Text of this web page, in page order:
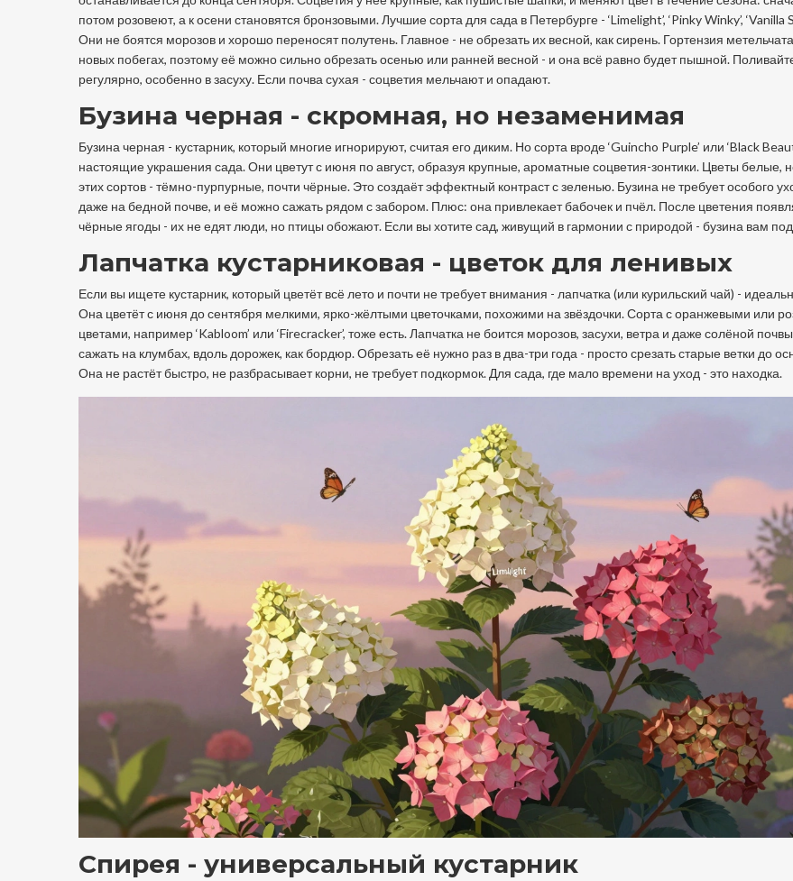
потом розовеют, а к осени становятся бронзовыми. Лучшие сорта для сада в Петербурге - ‘Limelight’, ‘Pinky Winky’, ‘Vanilla
Они не боятся морозов и хорошо переносят полутень. Главное - не обрезать их весной, как сирень. Гортензия
новых побегах, поэтому её можно сильно обрезать осенью или ранней весной - и она всё равно будет пышной.
регулярно, особенно в засуху. Если почва сухая - соцветия мельчают и опадают.
Бузина черная - скромная, но незаменимая
Бузина черная - кустарник, который многие игнорируют, считая его диким. Но сорта вроде ‘Guincho Purple’ или ‘Black
настоящие украшения сада. Они цветут с июня по август, образуя крупные, ароматные соцветия-зонтики. Цветы белые,
этих сортов - тёмно-пурпурные, почти чёрные. Это создаёт эффектный контраст с зеленью. Бузина не требует особого
даже на бедной почве, и её можно сажать рядом с забором. Плюс: она привлекает бабочек и пчёл. После цветения
чёрные ягоды - их не едят люди, но птицы обожают. Если вы хотите сад, живущий в гармонии с природой - бузина вам
Лапчатка кустарниковая - цветок для ленивых
Если вы ищете кустарник, который цветёт всё лето и почти не требует внимания - лапчатка (или курильский чай) -
Она цветёт с июня до сентября мелкими, ярко-жёлтыми цветочками, похожими на звёздочки. Сорта с оранжевыми или
цветами, например ‘Kabloom’ или ‘Firecracker’, тоже есть. Лапчатка не боится морозов, засухи, ветра и даже солёной
сажать на клумбах, вдоль дорожек, как бордюр. Обрезать её нужно раз в два-три года - просто срезать старые ветки до
Она не растёт быстро, не разбрасывает корни, не требует подкормок. Для сада, где мало времени на уход - это находка.
Спирея - универсальный кустарник